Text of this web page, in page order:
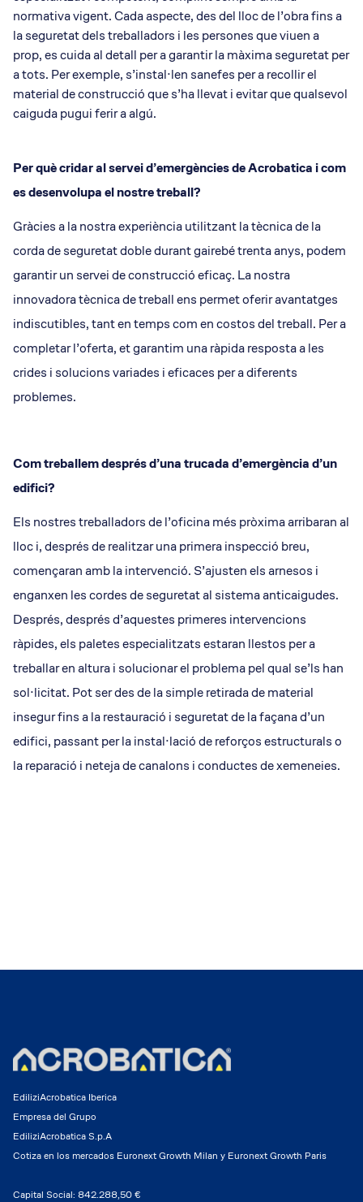
normativa vigent. Cada aspecte, des del lloc de l’obra fins a
la seguretat dels treballadors i les persones que viuen a
prop, es cuida al detall per a garantir la màxima seguretat per
a tots. Per exemple, s’instal·len sanefes per a recollir el
material de construcció que s’ha llevat i evitar que qualsevol
caiguda pugui ferir a algú.
Per què cridar al servei d’emergències de Acrobatica i com
es desenvolupa el nostre treball?
Gràcies a la nostra experiència utilitzant la tècnica de la
corda de seguretat doble durant gairebé trenta anys, podem
garantir un servei de construcció eficaç. La nostra
innovadora tècnica de treball ens permet oferir avantatges
indiscutibles, tant en temps com en costos del treball. Per a
completar l’oferta, et garantim una ràpida resposta a les
crides i solucions variades i eficaces per a diferents
problemes.
Com treballem després d’una trucada d’emergència d’un
edifici?
Els nostres treballadors de l’oficina més pròxima arribaran al
lloc i, després de realitzar una primera inspecció breu,
començaran amb la intervenció. S’ajusten els arnesos i
enganxen les cordes de seguretat al sistema anticaigudes.
Després, després d’aquestes primeres intervencions
ràpides, els paletes especialitzats estaran llestos per a
treballar en altura i solucionar el problema pel qual se’ls han
sol·licitat. Pot ser des de la simple retirada de material
insegur fins a la restauració i seguretat de la façana d’un
edifici, passant per la instal·lació de reforços estructurals o
la reparació i neteja de canalons i conductes de xemeneies.
EdiliziAcrobatica Iberica
Empresa del Grupo
EdiliziAcrobatica S.p.A
Cotiza en los mercados Euronext Growth Milan y Euronext Growth Paris
Capital Social: 842.288,50 €